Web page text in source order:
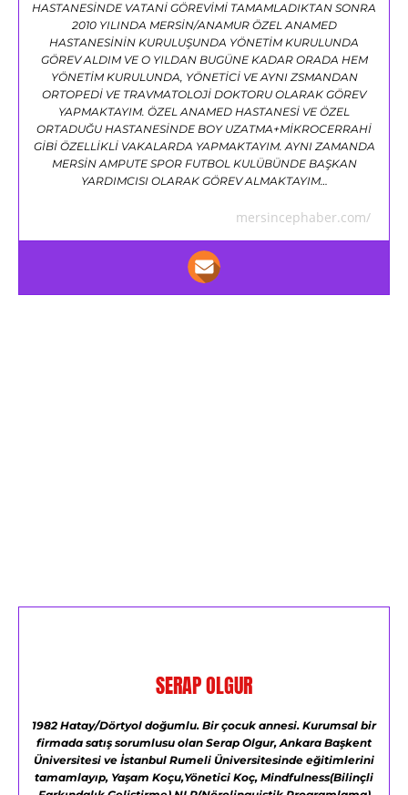
HASTANESİNDE VATANİ GÖREVİMİ TAMAMLADIKTAN SONRA
2010 YILINDA MERSİN/ANAMUR ÖZEL ANAMED
HASTANESİNİN KURULUŞUNDA YÖNETİM KURULUNDA
GÖREV ALDIM VE O YILDAN BUGÜNE KADAR ORADA HEM
YÖNETİM KURULUNDA, YÖNETİCİ VE AYNI ZSMANDAN
ORTOPEDİ VE TRAVMATOLOJİ DOKTORU OLARAK GÖREV
YAPMAKTAYIM. ÖZEL ANAMED HASTANESİ VE ÖZEL
ORTADUĞU HASTANESİNDE BOY UZATMA+MİKROCERRAHİ
GİBİ ÖZELLİKLİ VAKALARDA YAPMAKTAYIM. AYNI ZAMANDA
MERSİN AMPUTE SPOR FUTBOL KULÜBÜNDE BAŞKAN
YARDIMCISI OLARAK GÖREV ALMAKTAYIM…
mersincephaber.com/
SERAP OLGUR
1982 Hatay/Dörtyol doğumlu. Bir çocuk annesi. Kurumsal bir
firmada satış sorumlusu olan Serap Olgur,Ankara Başkent
Üniversitesi ve İstanbul Rumeli Üniversitesinde eğitimlerini
tamamlayıp, Yaşam Koçu,Yönetici Koç, Mindfulness(Bilinçli